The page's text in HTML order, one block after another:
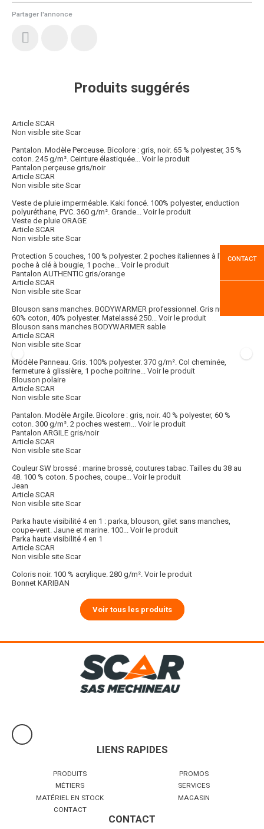
Partager l'annonce
Produits suggérés
Article SCAR
Non visible site Scar
Pantalon. Modèle Perceuse. Bicolore : gris, noir. 65 % polyester, 35 %
coton. 245 g/m². Ceinture élastiquée... Voir le produit
Pantalon perçeuse gris/noir
Article SCAR
Non visible site Scar
Veste de pluie imperméable. Kaki foncé. 100% polyester, enduction
polyuréthane, PVC. 360 g/m². Grande... Voir le produit
Veste de pluie ORAGE
Article SCAR
Non visible site Scar
Protection 5 couches, 100 % polyester. 2 poches italiennes à l'avant, 1
poche à clé à bougie, 1 poche... Voir le produit
Pantalon AUTHENTIC gris/orange
Article SCAR
Non visible site Scar
Blouson sans manches. BODYWARMER professionnel. Gris nuit/noir.
60% coton, 40% polyester. Matelassé 250... Voir le produit
Blouson sans manches BODYWARMER sable
Article SCAR
Non visible site Scar
Modèle Panneau. Gris. 100% polyester. 370 g/m². Col cheminée,
fermeture à glissière, 1 poche poitrine... Voir le produit
Blouson polaire
Article SCAR
Non visible site Scar
Pantalon. Modèle Argile. Bicolore : gris, noir. 40 % polyester, 60 %
coton. 300 g/m². 2 poches western... Voir le produit
Pantalon ARGILE gris/noir
Article SCAR
Non visible site Scar
Couleur SW brossé : marine brossé, coutures tabac. Tailles du 38 au
48. 100 % coton. 5 poches, coupe... Voir le produit
Jean
Article SCAR
Non visible site Scar
Parka haute visibilité 4 en 1 : parka, blouson, gilet sans manches,
coupe-vent. Jaune et marine. 100... Voir le produit
Parka haute visibilité 4 en 1
Article SCAR
Non visible site Scar
Coloris noir. 100 % acrylique. 280 g/m². Voir le produit
Bonnet KARIBAN
Voir tous les produits
CONTACT
LIENS RAPIDES
PRODUITS
PROMOS
MÉTIERS
SERVICES
MATÉRIEL EN STOCK
MAGASIN
CONTACT
CONTACT